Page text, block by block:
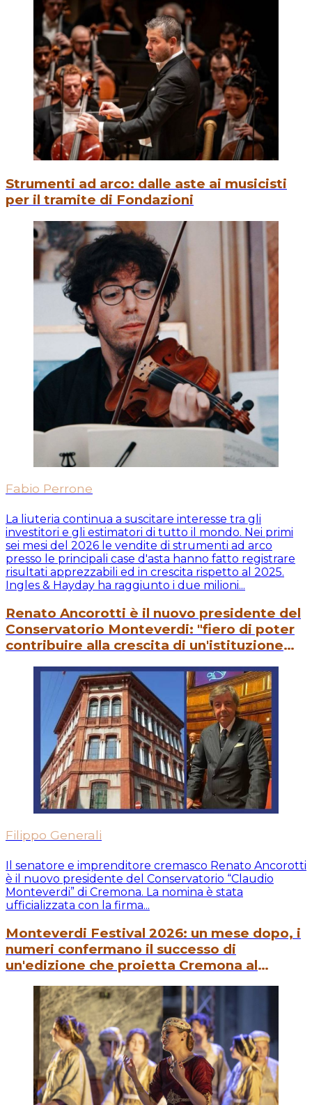
Strumenti ad arco: dalle aste ai musicisti
per il tramite di Fondazioni
Fabio Perrone
La liuteria continua a suscitare interesse tra gli
investitori e gli estimatori di tutto il mondo. Nei primi
sei mesi del 2026 le vendite di strumenti ad arco
presso le principali case d'asta hanno fatto registrare
risultati apprezzabili ed in crescita rispetto al 2025.
Ingles & Hayday ha raggiunto i due milioni...
Renato Ancorotti è il nuovo presidente del
Conservatorio Monteverdi: "fiero di poter
contribuire alla crescita di un'istituzione
Filippo Generali
Il senatore e imprenditore cremasco Renato Ancorotti
è il nuovo presidente del Conservatorio “Claudio
Monteverdi” di Cremona. La nomina è stata
ufficializzata con la firma...
Monteverdi Festival 2026: un mese dopo, i
numeri confermano il successo di
un'edizione che proietta Cremona al